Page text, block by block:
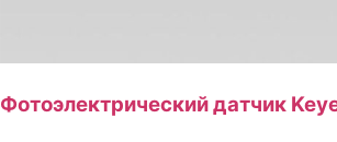
Фотоэлектрический датчик